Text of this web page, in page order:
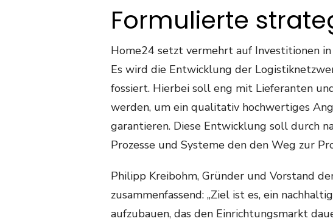
Formulierte
Home24 setzt vermehrt auf Investitionen
Es wird die Entwicklung der
fossiert. Hierbei soll eng mit Lieferanten
werden, um ein qualitativ hochwertiges
garantieren. Diese Entwicklung soll durch
Prozesse und Systeme den den Weg zur
Philipp Kreibohm, Gründer und Vorstand
zusammenfassend: „Ziel ist es, ein
aufzubauen, das den Einrichtungsmarkt